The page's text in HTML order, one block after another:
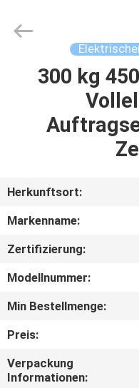
ÜBER
UNS
KONTAKT
MIT
LTD.
300 kg
Herkunftsort:
Markenname:
Zertifizierung:
Modellnummer:
Min Bestellmenge:
Preis:
Verpackung
Informationen: